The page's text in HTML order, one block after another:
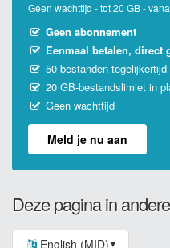
Geen wachttijd - tot 20 GB -
Geen abonnement
Eenmaal betalen, direct
50 bestanden tegelijkertijd
20 GB-bestandslimiet in
Geen wachttijd
Meld je nu aan
Deze pagina in
English (MID) ▼